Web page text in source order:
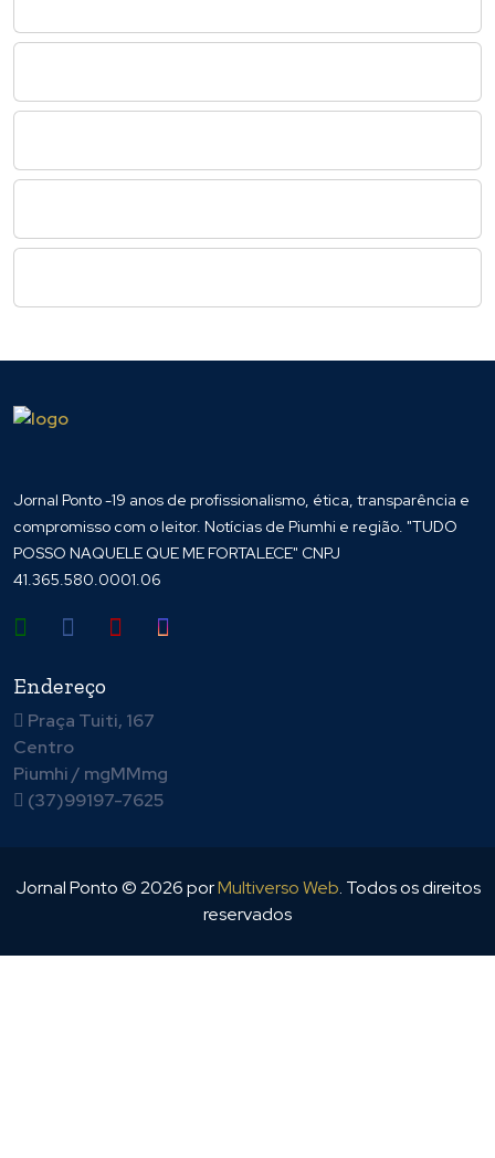
Jornal Ponto -19 anos de profissionalismo, ética, transparência e
compromisso com o leitor. Notícias de Piumhi e região. "TUDO
POSSO NAQUELE QUE ME FORTALECE" CNPJ
41.365.580.0001.06
Endereço
Praça Tuiti, 167
Centro
Piumhi / mgMMmg
(37)99197-7625
Jornal Ponto ©2026porMultiverso Web. Todos os direitos
reservados